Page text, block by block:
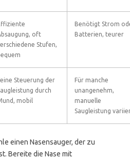
oft
Stufen,
Benötigt Strom
Batterien, teurer
Steuerung der
durch
mobil
Für manche
unangenehm,
manuelle
Saugleistung
einen Nasensauger, der zu
Bereite die Nase mit